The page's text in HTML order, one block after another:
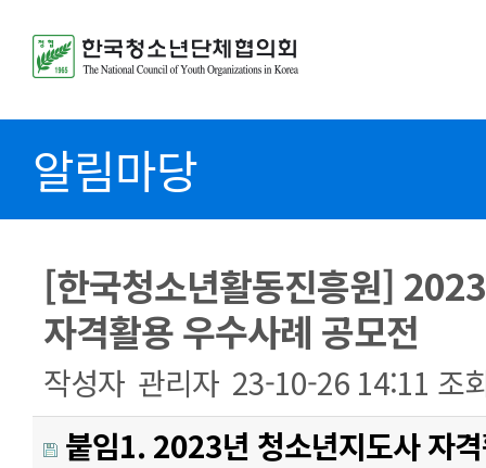
알림마당
[한국청소년활동진흥원]
자격활용 우수사례 공모전
작성자 관리자 23-10-26 14:11 조
붙임1. 2023년 청소년지도사 자